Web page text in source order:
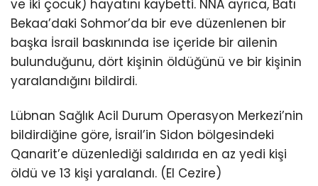
ve iki çocuk) hayatını kaybetti. NNA ayrıca, Batı
Bekaa’daki Sohmor’da bir eve düzenlenen bir
başka İsrail baskınında ise içeride bir ailenin
bulunduğunu, dört kişinin öldüğünü ve bir kişinin
yaralandığını bildirdi.
Lübnan Sağlık Acil Durum Operasyon Merkezi’nin
bildirdiğine göre, İsrail’in Sidon bölgesindeki
Qanarit’e düzenlediği saldırıda en az yedi kişi
öldü ve 13 kişi yaralandı. (El Cezire)